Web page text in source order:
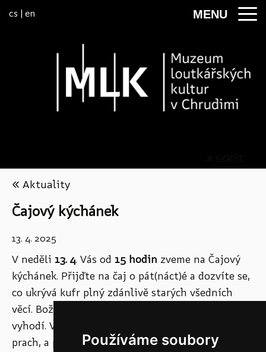
Používáme soubory
MENU
cs | en
« Aktuality
Čajový kýchánek
13. 4. 2025
V neděli 13. 4. Vás od 15 hodin zveme na Čajový
kýchánek. Přijďte na čaj o pát(náct)é a dozvíte se,
co ukrývá kufr plný zdánlivě starých všedních
věcí. Boženka totiž sbírá vše, co lidi ztratí, nebo
vyhodí. Všechny věci opráší, omete, utře z nich
prach, a potom naslouchá jejich příběhům.